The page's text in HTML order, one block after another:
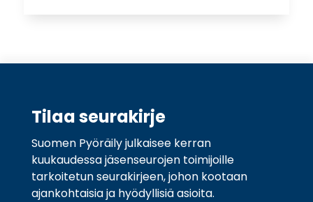
Tilaa seurakirje
Suomen Pyöräily julkaisee kerran
kuukaudessa jäsenseurojen toimijoille
tarkoitetun seurakirjeen, johon kootaan
ajankohtaisia ja hyödyllisiä asioita.